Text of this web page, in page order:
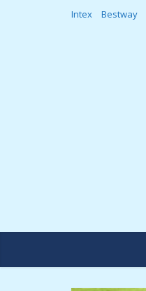
Intex Bestway